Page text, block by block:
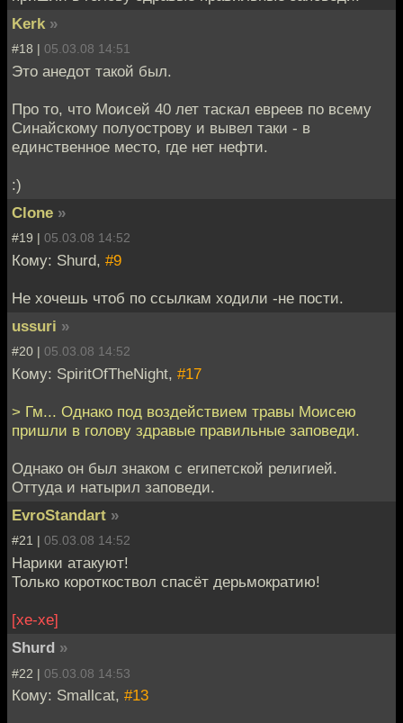
Kerk »
#18 | 05.03.08 14:51
Это анедот такой был.
Про то, что Моисей 40 лет таскал евреев по всему
Синайскому полуострову и вывел таки - в
единственное место, где нет нефти.
:)
Clone »
#19 | 05.03.08 14:52
Кому: Shurd, #9
Не хочешь чтоб по ссылкам ходили -не пости.
ussuri »
#20 | 05.03.08 14:52
Кому: SpiritOfTheNight, #17
> Гм... Однако под воздействием травы Моисею
пришли в голову здравые правильные заповеди.
Однако он был знаком с египетской религией.
Оттуда и натырил заповеди.
EvroStandart »
#21 | 05.03.08 14:52
Нарики атакуют!
Только короткоствол спасёт дерьмократию!
[хе-хе]
Shurd »
#22 | 05.03.08 14:53
Кому: Smallcat, #13